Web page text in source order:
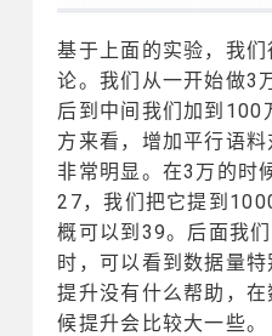
基于上面的实验，我
论。我们从一开始做3
后到中间我们加到100
方来看，增加平行语
非常明显。在3万的时
27，我们把它提到
概可以到39。后面我
时，可以看到数据量
提升没有什么帮助，
候提升会比较大一些。